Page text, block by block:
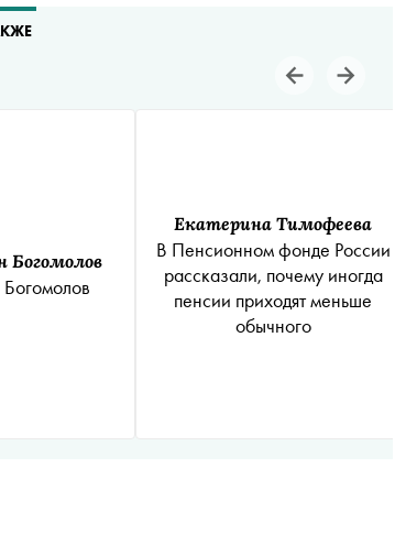
Богомолов
Богомолов
Екатерина Тимофеева
В Пенсионном фонде России
рассказали, почему иногда
пенсии приходят меньше
обычного